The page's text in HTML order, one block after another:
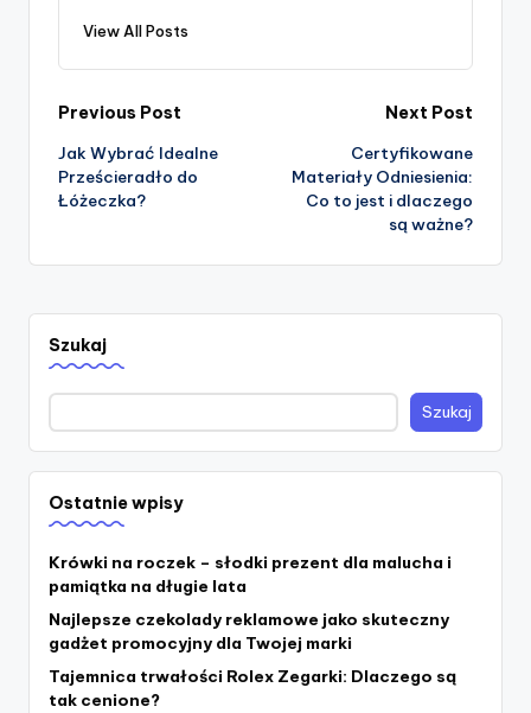
View All Posts
Post
navigation
Previous Post
Jak Wybrać Idealne
Prześcieradło do
Łóżeczka?
Next Post
Certyfikowane
Materiały Odniesienia:
Co to jest i dlaczego
są ważne?
Szukaj
Szukaj
Ostatnie wpisy
Krówki na roczek – słodki prezent dla malucha i
pamiątka na długie lata
Najlepsze czekolady reklamowe jako skuteczny
gadżet promocyjny dla Twojej marki
Tajemnica trwałości Rolex Zegarki: Dlaczego są
tak cenione?